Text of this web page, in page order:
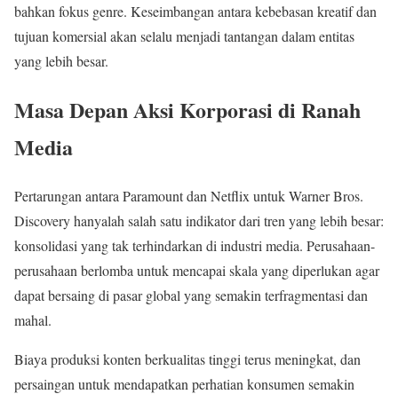
bahkan fokus genre. Keseimbangan antara kebebasan kreatif dan
tujuan komersial akan selalu menjadi tantangan dalam entitas
yang lebih besar.
Masa Depan Aksi Korporasi di Ranah
Media
Pertarungan antara Paramount dan Netflix untuk Warner Bros.
Discovery hanyalah salah satu indikator dari tren yang lebih besar:
konsolidasi yang tak terhindarkan di industri media. Perusahaan-
perusahaan berlomba untuk mencapai skala yang diperlukan agar
dapat bersaing di pasar global yang semakin terfragmentasi dan
mahal.
Biaya produksi konten berkualitas tinggi terus meningkat, dan
persaingan untuk mendapatkan perhatian konsumen semakin